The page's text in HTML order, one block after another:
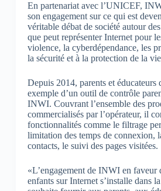
En partenariat avec l’UNICEF,
son engagement sur ce qui est
véritable débat de société autour
que peut représenter Internet pour
violence, la cyberdépendance, les
la sécurité et à la protection de la
Depuis 2014, parents et éducateurs
exemple d’un outil de contrôle
INWI. Couvrant l’ensemble des
commercialisés par l’opérateur, il
fonctionnalités comme le filtrage
limitation des temps de connexion,
contacts, le suivi des pages visitées.
«L’engagement de INWI en faveur
enfants sur Internet s’installe dans